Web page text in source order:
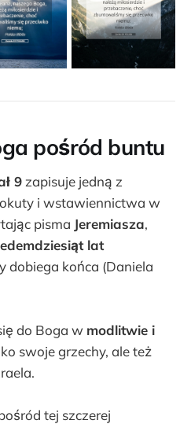
pośród buntu
9 zapisuje jedną z
i wstawiennictwa w
pisma Jeremiasza,
lat
dobiega końca (Daniela
do Boga w modlitwie i
swoje grzechy, ale też
tej szczerej